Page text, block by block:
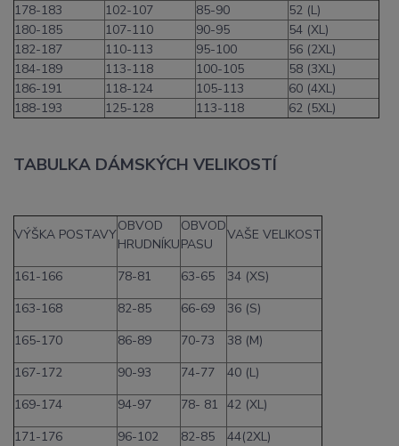
178-183
102-107 85-90
52 (L)
180-185
107-110 90-95
54 (XL)
182-187
110-113 95-100
56 (2XL)
184-189
113-118 100-105
58 (3XL)
186-191
118-124 105-113
60 (4XL)
188-193
125-128 113-118 62 (5XL)
TABULKA DÁMSKÝCH VELIKOSTÍ
VÝŠKA POSTAVY
OBVOD
HRUDNÍKU
OBVOD
PASU
VAŠE VELIKOST
161-166 78-81 63-65
34 (XS)
163-168
82-85 66-69
36 (S)
165-170
86-89 70-73
38 (M)
167-172
90-93 74-77
40 (L)
169-174
94-97 78- 81 42 (XL)
171-176
96-102 82-85 44(2XL)